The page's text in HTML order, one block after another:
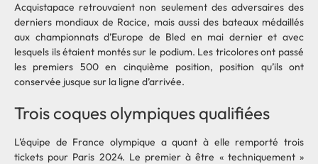
Acquistapace retrouvaient non seulement des adversaires des
derniers mondiaux de Racice, mais aussi des bateaux médaillés
aux championnats d’Europe de Bled en mai dernier et avec
lesquels ils étaient montés sur le podium. Les tricolores ont passé
les premiers 500 en cinquième position, position qu’ils ont
conservée jusque sur la ligne d’arrivée.
Trois coques olympiques qualifiées
L’équipe de France olympique a quant à elle remporté trois
tickets pour Paris 2024. Le premier à être « techniquement »